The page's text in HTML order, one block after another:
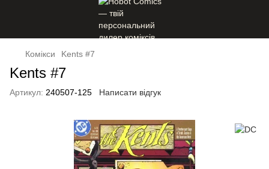
Комікси Kents #7
Kents #7
Артикул: 240507-125 Написати відгук